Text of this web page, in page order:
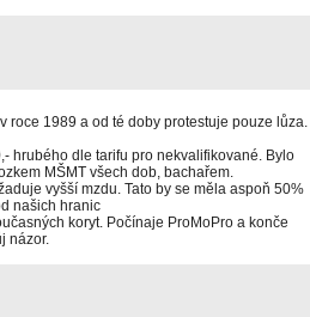
roce 1989 a od té doby protestuje pouze lůza.
hrubého dle tarifu pro nekvalifikované. Bylo
MŠMT všech dob, bachařem.
vyšší mzdu. Tato by se měla aspoň 50%
našich hranic
koryt. Počínaje ProMoPro a konče
názor.